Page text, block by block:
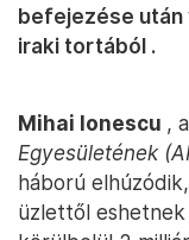
befejezése után
iraki tortából .
Mihai Ionescu ,
Egyesületének
háború
üzlettől eshetnek